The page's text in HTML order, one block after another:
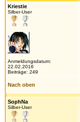
Kriestie
Silber-User
Anmeldungsdatum:
22.02.2016
Beiträge: 249
Nach oben
SophNa
Silber-User